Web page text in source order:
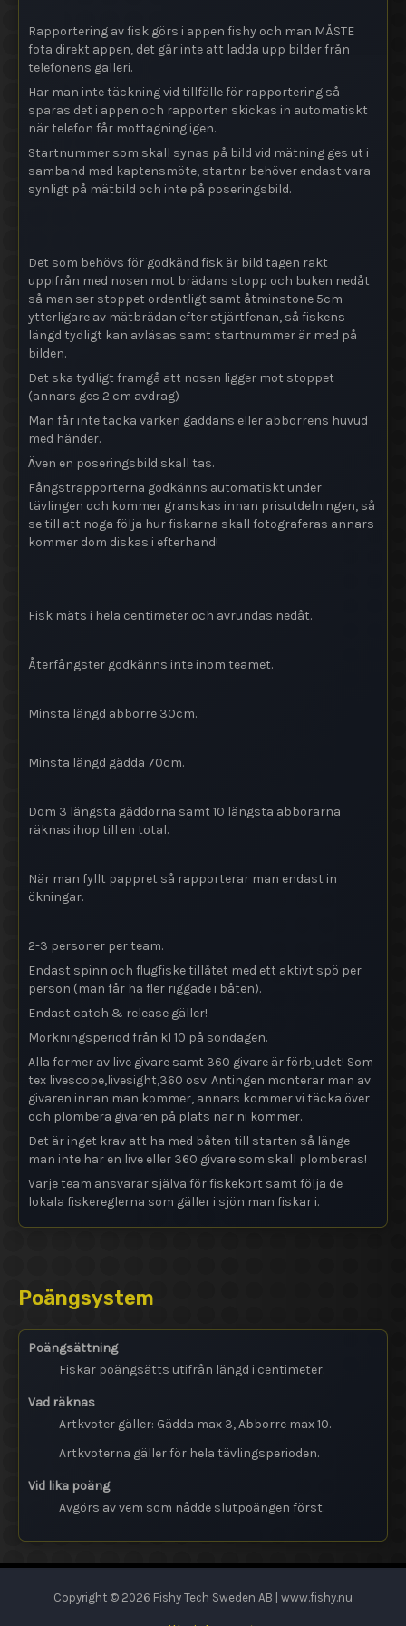
Rapportering av fisk görs i appen fishy och man MÅSTE
fota direkt appen, det går inte att ladda upp bilder från
telefonens galleri.
Har man inte täckning vid tillfälle för rapportering så
sparas det i appen och rapporten skickas in automatiskt
när telefon får mottagning igen.
Startnummer som skall synas på bild vid mätning ges ut i
samband med kaptensmöte, startnr behöver endast vara
synligt på mätbild och inte på poseringsbild.
Det som behövs för godkänd fisk är bild tagen rakt
uppifrån med nosen mot brädans stopp och buken nedåt
så man ser stoppet ordentligt samt åtminstone 5cm
ytterligare av mätbrädan efter stjärtfenan, så fiskens
längd tydligt kan avläsas samt startnummer är med på
bilden.
Det ska tydligt framgå att nosen ligger mot stoppet
(annars ges 2 cm avdrag)
Man får inte täcka varken gäddans eller abborrens huvud
med händer.
Även en poseringsbild skall tas.
Fångstrapporterna godkänns automatiskt under
tävlingen och kommer granskas innan prisutdelningen, så
se till att noga följa hur fiskarna skall fotograferas annars
kommer dom diskas i efterhand!
Fisk mäts i hela centimeter och avrundas nedåt.
Återfångster godkänns inte inom teamet.
Minsta längd abborre 30cm.
Minsta längd gädda 70cm.
Dom 3 längsta gäddorna samt 10 längsta abborarna
räknas ihop till en total.
När man fyllt pappret så rapporterar man endast in
ökningar.
2-3 personer per team.
Endast spinn och flugfiske tillåtet med ett aktivt spö per
person (man får ha fler riggade i båten).
Endast catch & release gäller!
Mörkningsperiod från kl 10 på söndagen.
Alla former av live givare samt 360 givare är förbjudet! Som
tex livescope,livesight,360 osv. Antingen monterar man av
givaren innan man kommer, annars kommer vi täcka över
och plombera givaren på plats när ni kommer.
Det är inget krav att ha med båten till starten så länge
man inte har en live eller 360 givare som skall plomberas!
Varje team ansvarar själva för fiskekort samt följa de
lokala fiskereglerna som gäller i sjön man fiskar i.
Poängsystem
Poängsättning
Fiskar poängsätts utifrån längd i centimeter.
Vad räknas
Artkvoter gäller: Gädda max 3, Abborre max 10.
Artkvoterna gäller för hela tävlingsperioden.
Vid lika poäng
Avgörs av vem som nådde slutpoängen först.
Copyright © 2026 Fishy Tech Sweden AB | www.fishy.nu